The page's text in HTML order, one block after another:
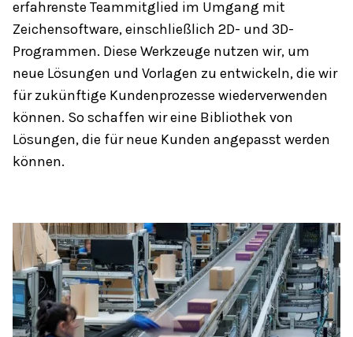
erfahrenste Teammitglied im Umgang mit
Zeichensoftware, einschließlich 2D- und 3D-
Programmen. Diese Werkzeuge nutzen wir, um
neue Lösungen und Vorlagen zu entwickeln, die wir
für zukünftige Kundenprozesse wiederverwenden
können. So schaffen wir eine Bibliothek von
Lösungen, die für neue Kunden angepasst werden
können.